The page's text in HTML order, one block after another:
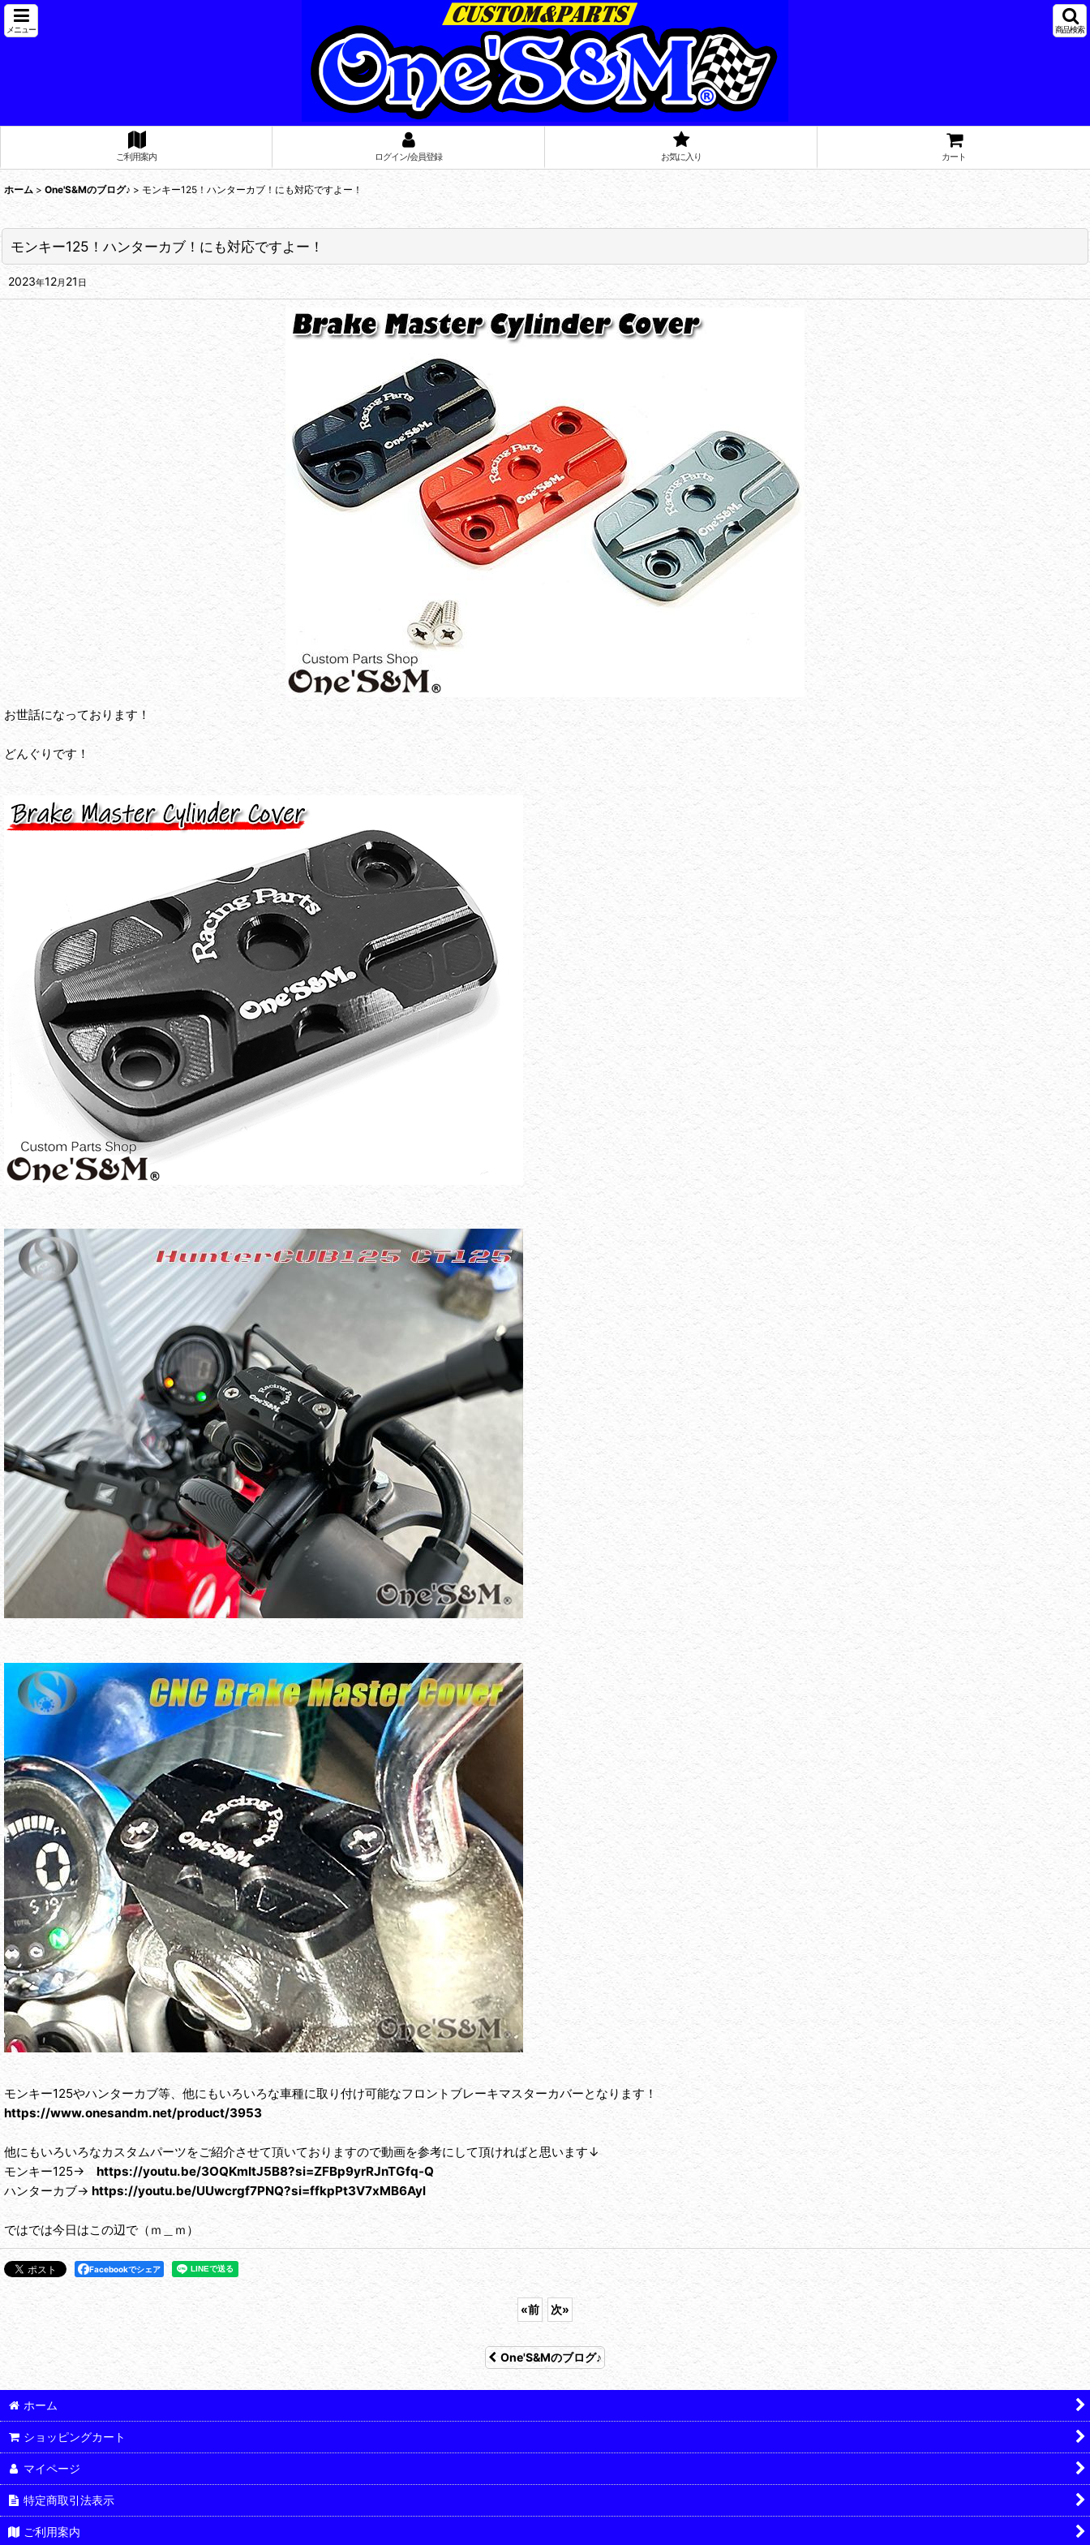
メニュー 商品検索
ご利用案内 ログイン/会員登録 お気に入り カート
ホーム > One'S&Mのブログ♪ > モンキー125！ハンターカブ！にも対応ですよー！
モンキー125！ハンターカブ！にも対応ですよー！
2023年12月 21 日
お世話になっております！
どんぐりです！
モンキー125やハンターカブ等、他にもいろいろな車種に取り付け可能なフロントブレーキマスターカバーとなります！
https://www.onesandm.net/product/3953
他にもいろいろなカスタムパーツをご紹介させて頂いておりますので動画を参考にして頂ければと思います↓
モンキー125→https://youtu.be/3OQKmItJ5B8?si=ZFBp9yrRJnTGfq-Q
ハンターカブ→ https://youtu.be/UUwcrgf7PNQ?si=ffkpPt3V7xMB6Ayl
ではでは今日はこの辺で（ｍ＿ｍ）
Facebookでシェア
«前 次»
One'S&Mのブログ♪
ホーム
ショッピングカート
マイページ
特定商取引法表示
ご利用案内